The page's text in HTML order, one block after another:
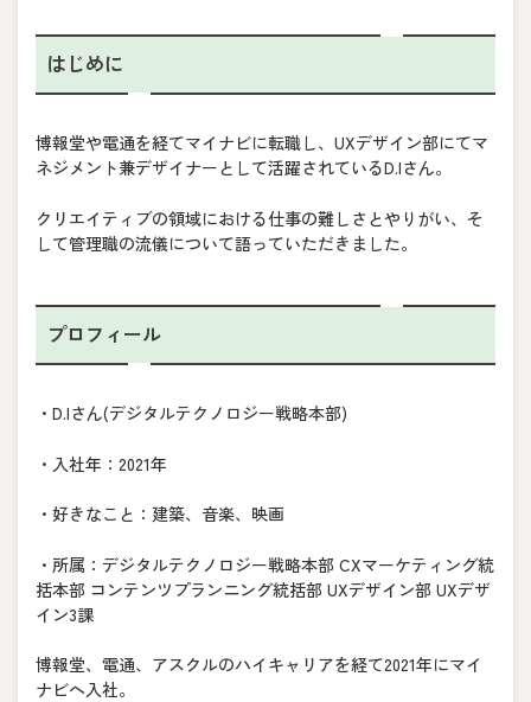
はじめに
博報堂や電通を経てマイナビに転職し、UXデザイン部にてマ
ネジメント兼デザイナーとして活躍されているD.Iさん。
クリエイティブの領域における仕事の難しさとやりがい、そ
して管理職の流儀について語っていただきました。
プロフィール
・D.Iさん(デジタルテクノロジー戦略本部)
・入社年：2021年
・好きなこと：建築、音楽、映画
・所属：デジタルテクノロジー戦略本部 CXマーケティング統
括本部 コンテンツプランニング統括部 UXデザイン部 UXデザ
イン3課
博報堂、電通、アスクルのハイキャリアを経て2021年にマイ
ナビへ入社。